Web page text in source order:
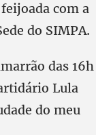
com a
do SIMPA.
das 16h
Lula
do meu